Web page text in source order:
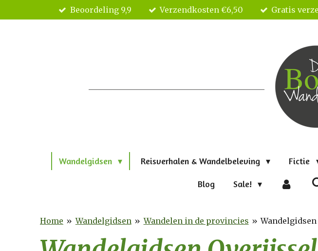
direct
Beoordeling 9,9 Verzendkosten €6,50 Gratis
Wandelgidsen Reisverhalen & Wandelbeleving Fictie
Blog Sale!
Home » Wandelgidsen » Wandelen in de provincies »